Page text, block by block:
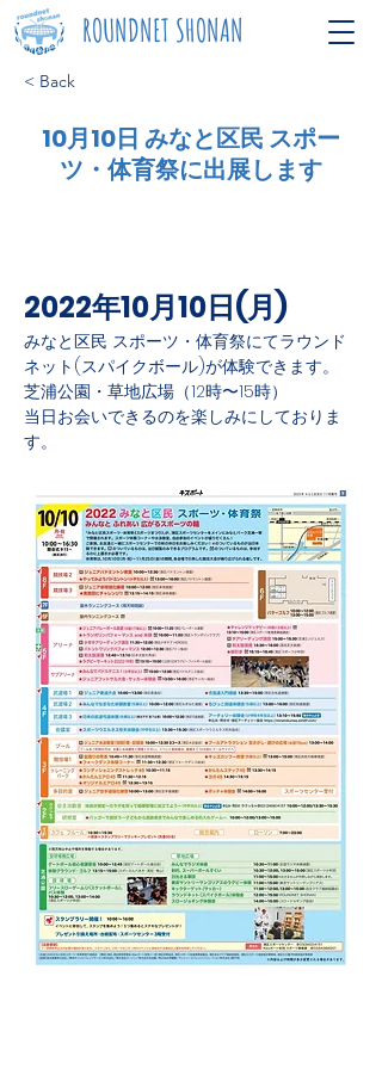
ROUNDNET SHONAN
< Back
10月10日 みなと区民 スポー
ツ・体育祭に出展します
2022年10月10日(月)
みなと区民 スポーツ・体育祭にてラウンド
ネット(スパイクボール)が体験できます。
芝浦公園・草地広場（12時〜15時）
当日お会いできるのを楽しみにしておりま
す。